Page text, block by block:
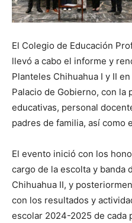
El Colegio de Educación
llevó a cabo el informe y
Planteles Chihuahua I y II
Palacio de Gobierno, con la
educativas, personal
padres de familia, así como
El evento inició con los
cargo de la escolta y banda
Chihuahua II, y
con los resultados y
escolar 2024-2025 de cada